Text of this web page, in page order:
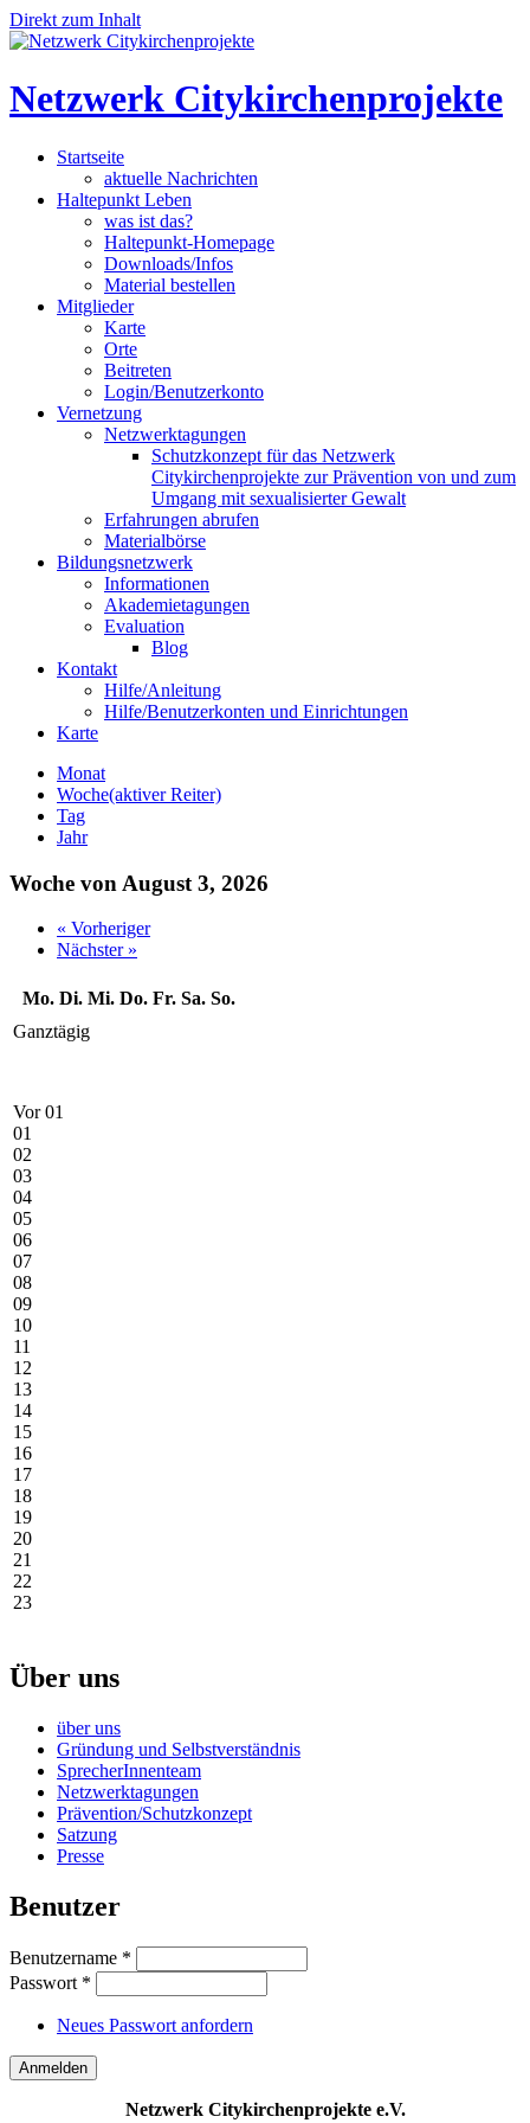
Direkt zum Inhalt
Netzwerk Citykirchenprojekte
Startseite
aktuelle Nachrichten
Haltepunkt Leben
was ist das?
Haltepunkt-Homepage
Downloads/Infos
Material bestellen
Mitglieder
Karte
Orte
Beitreten
Login/Benutzerkonto
Vernetzung
Netzwerktagungen
Schutzkonzept für das Netzwerk
Citykirchenprojekte zur Prävention von und zum
Umgang mit sexualisierter Gewalt
Erfahrungen abrufen
Materialbörse
Bildungsnetzwerk
Informationen
Akademietagungen
Evaluation
Blog
Kontakt
Hilfe/Anleitung
Hilfe/Benutzerkonten und Einrichtungen
Karte
Monat
Woche(aktiver Reiter)
Tag
Jahr
Woche von August 3, 2026
« Vorheriger
Nächster »
Mo. Di. Mi. Do. Fr. Sa. So.
Ganztägig
Vor 01
01
02
03
04
05
06
07
08
09
10
11
12
13
14
15
16
17
18
19
20
21
22
23
Über uns
über uns
Gründung und Selbstverständnis
SprecherInnenteam
Netzwerktagungen
Prävention/Schutzkonzept
Satzung
Presse
Benutzer
Benutzername *
Passwort *
Neues Passwort anfordern
Netzwerk Citykirchenprojekte e.V.